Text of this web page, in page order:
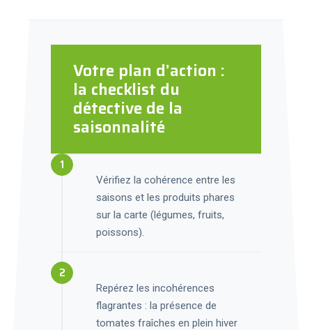
Votre plan d’action :
la checklist du
détective de la
saisonnalité
Vérifiez la cohérence entre les
saisons et les produits phares
sur la carte (légumes, fruits,
poissons).
Repérez les incohérences
flagrantes : la présence de
tomates fraîches en plein hiver